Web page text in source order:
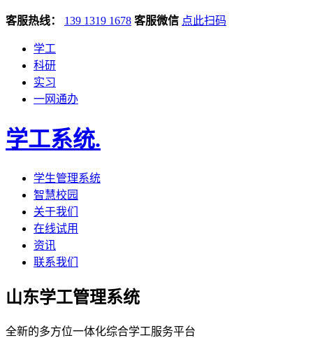
客服热线： 139 1319 1678 客服微信 点此扫码
学工
科研
实习
一网通办
学工系统.
学生管理系统
智慧校园
关于我们
在线试用
资讯
联系我们
山东学工管理系统
全新的多方位一体化综合学工服务平台